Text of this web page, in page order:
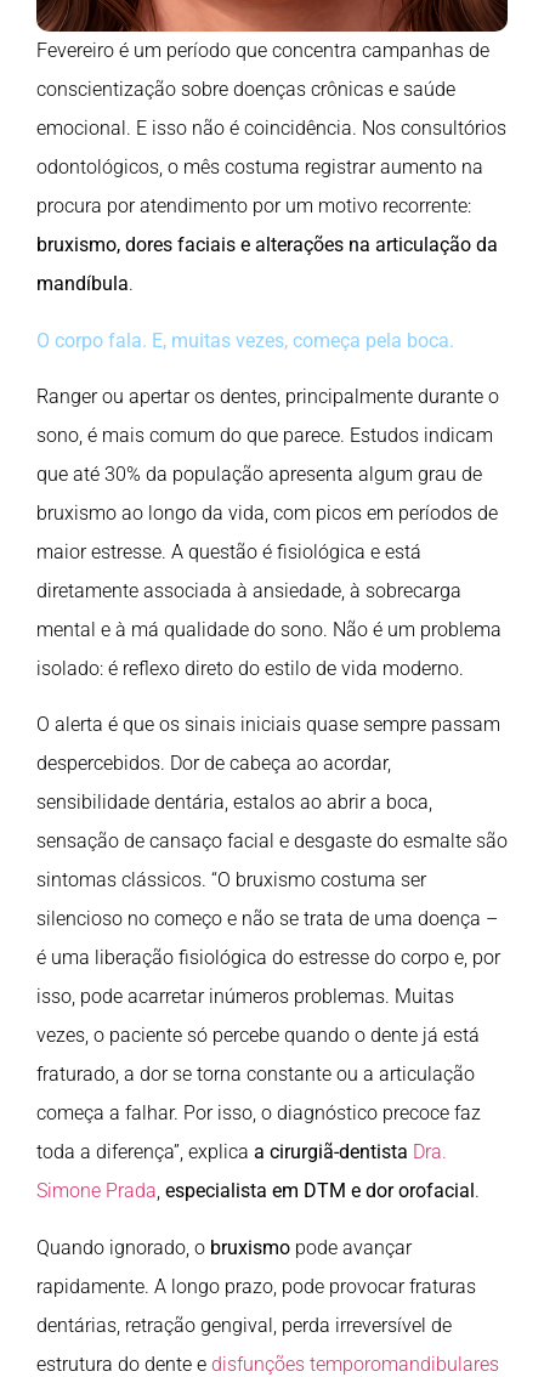
Fevereiro é um período que concentra campanhas de
conscientização sobre doenças crônicas e saúde
emocional. E isso não é coincidência. Nos consultórios
odontológicos, o mês costuma registrar aumento na
procura por atendimento por um motivo recorrente:
bruxismo, dores faciais e alterações na articulação da
mandíbula.
O corpo fala. E, muitas vezes, começa pela boca.
Ranger ou apertar os dentes, principalmente durante o
sono, é mais comum do que parece. Estudos indicam
que até 30% da população apresenta algum grau de
bruxismo ao longo da vida, com picos em períodos de
maior estresse. A questão é fisiológica e está
diretamente associada à ansiedade, à sobrecarga
mental e à má qualidade do sono. Não é um problema
isolado: é reflexo direto do estilo de vida moderno.
O alerta é que os sinais iniciais quase sempre passam
despercebidos. Dor de cabeça ao acordar,
sensibilidade dentária, estalos ao abrir a boca,
sensação de cansaço facial e desgaste do esmalte são
sintomas clássicos. “O bruxismo costuma ser
silencioso no começo e não se trata de uma doença –
é uma liberação fisiológica do estresse do corpo e, por
isso, pode acarretar inúmeros problemas. Muitas
vezes, o paciente só percebe quando o dente já está
fraturado, a dor se torna constante ou a articulação
começa a falhar. Por isso, o diagnóstico precoce faz
toda a diferença”, explica a cirurgiã-dentista Dra.
Simone Prada, especialista em DTM e dor orofacial .
Quando ignorado, o bruxismo pode avançar
rapidamente. A longo prazo, pode provocar fraturas
dentárias, retração gengival, perda irreversível de
estrutura do dente e disfunções temporomandibulares